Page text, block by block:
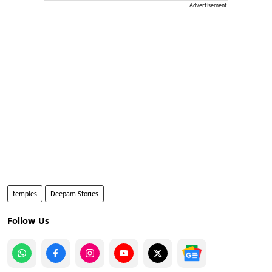
Advertisement
temples Deepam Stories
Follow Us